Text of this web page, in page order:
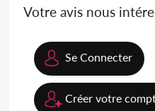
Votre avis nous
Se Connecter
Créer votre